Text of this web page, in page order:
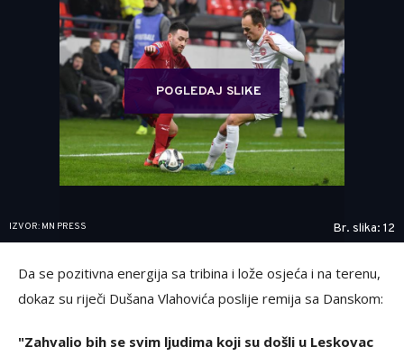
POGLEDAJ SLIKE
IZVOR: MN PRESS Br. slika: 12
Da se pozitivna energija sa tribina i lože osjeća i na terenu,
dokaz su riječi Dušana Vlahovića poslije remija sa Danskom:
"Zahvalio bih se svim ljudima koji su došli u Leskovac